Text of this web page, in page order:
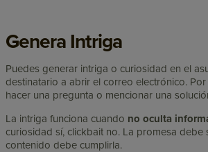
Genera Intriga
Puedes generar intriga o curiosidad en el
destinatario a abrir el correo electrónico.
hacer una pregunta o mencionar una
La intriga funciona cuando no oculta
curiosidad sí, clickbait no. La promesa debe
contenido debe cumplirla.